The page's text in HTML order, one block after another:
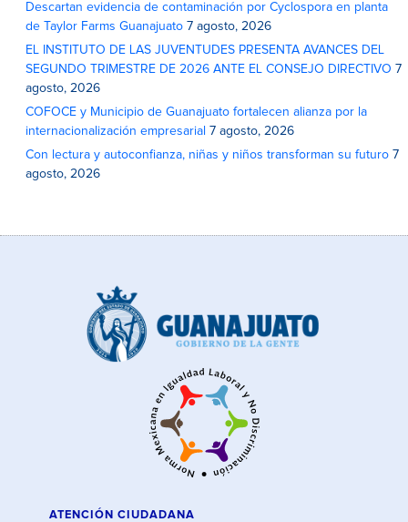
Descartan evidencia de contaminación por Cyclospora en planta
de Taylor Farms Guanajuato 7 agosto, 2026
EL INSTITUTO DE LAS JUVENTUDES PRESENTA AVANCES DEL
SEGUNDO TRIMESTRE DE 2026 ANTE EL CONSEJO DIRECTIVO 7
agosto, 2026
COFOCE y Municipio de Guanajuato fortalecen alianza por la
internacionalización empresarial 7 agosto, 2026
Con lectura y autoconfianza, niñas y niños transforman su futuro 7
agosto, 2026
ATENCIÓN CIUDADANA